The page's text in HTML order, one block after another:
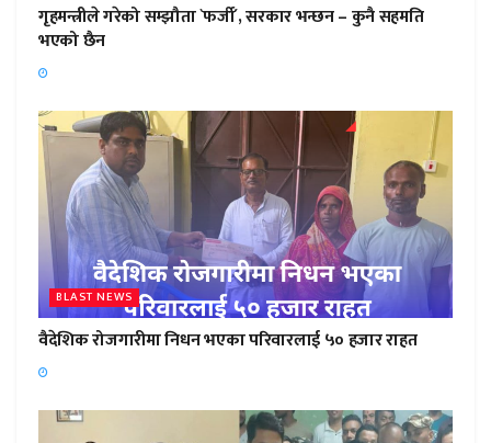
गृहमन्त्रीले गरेको सम्झौता `फर्जी´, सरकार भन्छन – कुनै सहमति
भएको छैन
BLAST NEWS
वैदेशिक रोजगारीमा निधन भएका परिवारलाई ५० हजार राहत